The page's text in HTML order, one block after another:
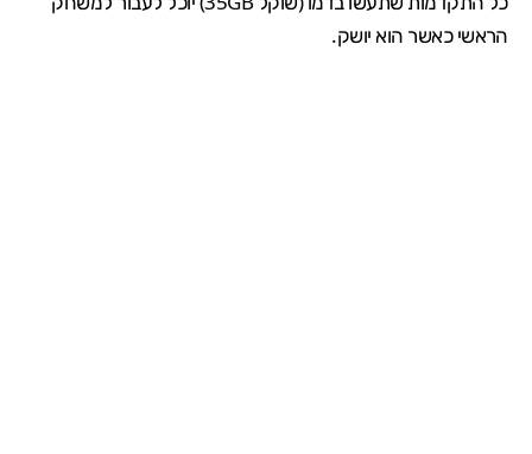
הראשי כאשר הוא יושק.